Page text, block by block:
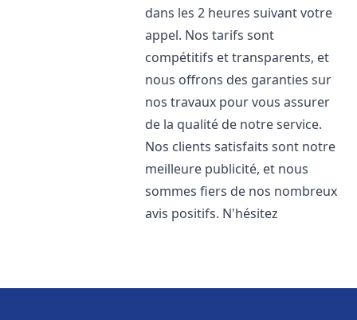
dans les 2 heures suivant votre
appel. Nos tarifs sont
compétitifs et transparents, et
nous offrons des garanties sur
nos travaux pour vous assurer
de la qualité de notre service.
Nos clients satisfaits sont notre
meilleure publicité, et nous
sommes fiers de nos nombreux
avis positifs. N'hésitez